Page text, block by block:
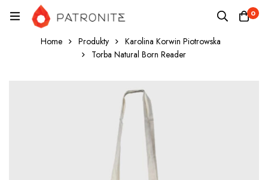
0
Home Produkty
Karolina Korwin Piotrowska
Torba Natural Born Reader